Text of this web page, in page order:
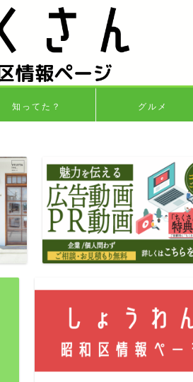
知ってた？ グルメ